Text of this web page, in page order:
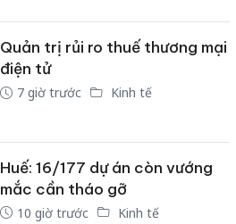
Quản trị rủi ro thuế thương mại
điện tử
7 giờ trước Kinh tế
Huế: 16/177 dự án còn vướng
mắc cần tháo gỡ
10 giờ trước Kinh tế